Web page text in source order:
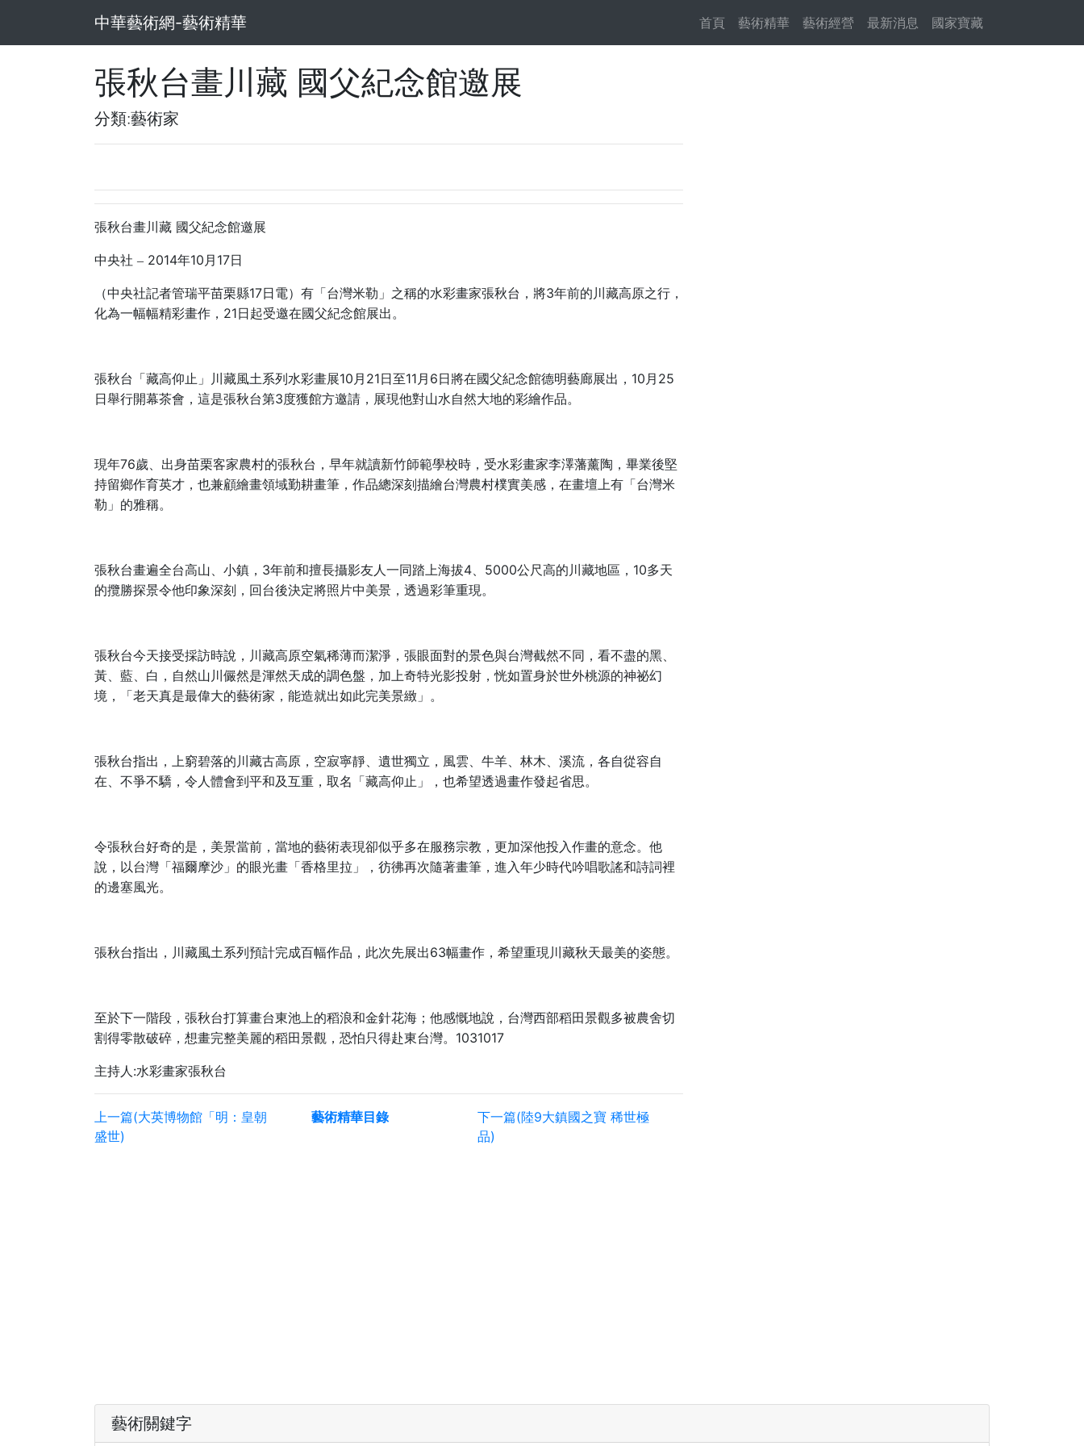
中華藝術網-藝術精華 首頁 (current)
藝術精華 藝術經營 最新消息 國家寶藏
張秋台畫川藏 國父紀念館邀展
分類:藝術家
張秋台畫川藏 國父紀念館邀展
中央社 – 2014年10 月 17日
（中央社記者管瑞平苗栗縣17日電）有「台灣米勒」之稱的水彩畫家張秋台，將3年前的川藏高原之行，
化為一幅幅精彩畫作， 21 日起受邀在國父紀念館展出。
張秋台「藏高仰止」川藏風土系列水彩畫展10 月 21 日至11 月 6 日將在國父紀念館德明藝廊展出， 10 月 25
日舉行開幕茶會，這是張秋台第3度獲館方邀請，展現他對山水自然大地的彩繪作品。
現年76歲、出身苗栗客家農村的張秋台，早年就讀新竹師範學校時，受水彩畫家李澤藩薰陶，畢業後堅
持留鄉作育英才，也兼顧繪畫領域勤耕畫筆，作品總深刻描繪台灣農村樸實美感，在畫壇上有「台灣米
勒」的雅稱。
張秋台畫遍全台高山、小鎮， 3年前和擅長攝影友人一同踏上海拔4 5000公尺高的川藏地區， 10多天
的攬勝探景令他印象深刻，回台後決定將照片中美景，透過彩筆重現。
張秋台今天接受採訪時說，川藏高原空氣稀薄而潔淨，張眼面對的景色與台灣截然不同，看不盡的黑、
黃、藍、白，自然山川儼然是渾然天成的調色盤，加上奇特光影投射，恍如置身於世外桃源的神祕幻
境，「老天真是最偉大的藝術家，能造就出如此完美景緻」。
張秋台指出，上窮碧落的川藏古高原，空寂寧靜、遺世獨立，風雲、牛羊、林木、溪流，各自從容自
在、不爭不驕，令人體會到平和及互重，取名「藏高仰止」，也希望透過畫作發起省思。
令張秋台好奇的是，美景當前，當地的藝術表現卻似乎多在服務宗教，更加深他投入作畫的意念。他
說，以台灣「福爾摩沙」的眼光畫「香格里拉」，彷彿再次隨著畫筆，進入年少時代吟唱歌謠和詩詞裡
的邊塞風光。
張秋台指出，川藏風土系列預計完成百幅作品，此次先展出63幅畫作，希望重現川藏秋天最美的姿態。
至於下一階段，張秋台打算畫台東池上的稻浪和金針花海；他感慨地說，台灣西部稻田景觀多被農舍切
割得零散破碎，想畫完整美麗的稻田景觀，恐怕只得赴東台灣。 1031017
主持人:水彩畫家張秋台
上一篇(大英博物館「明：皇朝
盛世)
藝術精華目錄
下一篇(陸9大鎮國之寶 稀世極
品)
藝術關鍵字